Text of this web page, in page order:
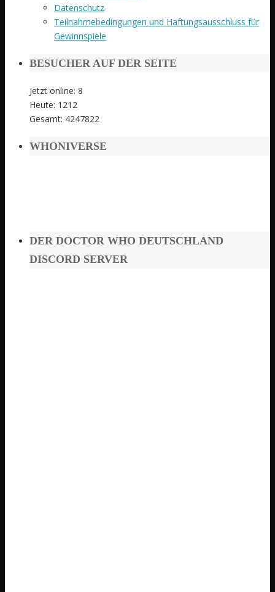
Datenschutz
Teilnahmebedingungen und Haftungsausschluss für
Gewinnspiele
BESUCHER AUF DER SEITE
Jetzt online: 8
Heute: 1212
Gesamt: 4247822
WHONIVERSE
DER DOCTOR WHO DEUTSCHLAND
DISCORD SERVER